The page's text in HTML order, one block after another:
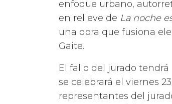
enfoque urbano,
en relieve de La noche
una obra que fusiona
Gaite.
El fallo del jurado
se celebrará el viernes
representantes del